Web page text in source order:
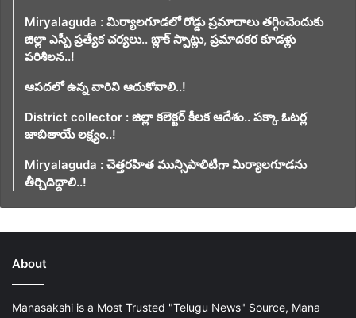
Miryalaguda : మిర్యాలగూడలో రోడ్డు ప్రమాదాలు తగ్గించెందుకు
జిల్లా ఎస్పీ ప్రత్యేక చర్యలు.. బ్లాక్ స్పాట్లు, ప్రమాదకర కూడళ్లు
పరిశీలన..!
ఆపదలో ఉన్న వారిని ఆదుకోవాలి..!
District collector : జిల్లా కలెక్టర్ కీలక ఆదేశం.. పక్కా ఓటర్ల
జాబితాయే లక్ష్యం..!
Miryalaguda : చెత్తరహిత మున్సిపాలిటీగా మిర్యాలగూడను
తీర్చిదిద్దాలి..!
About
Manasakshi is a Most Trusted "Telugu News" Source, Mana